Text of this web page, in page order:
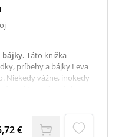
bájky. Táto knižka
príbehy a bájky Leva
Niekedy vážne, inokedy
€